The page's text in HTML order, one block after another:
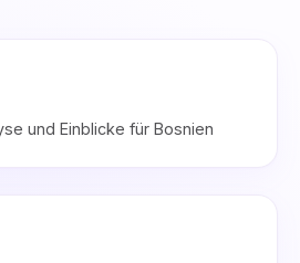
und Einblicke für Bosnien